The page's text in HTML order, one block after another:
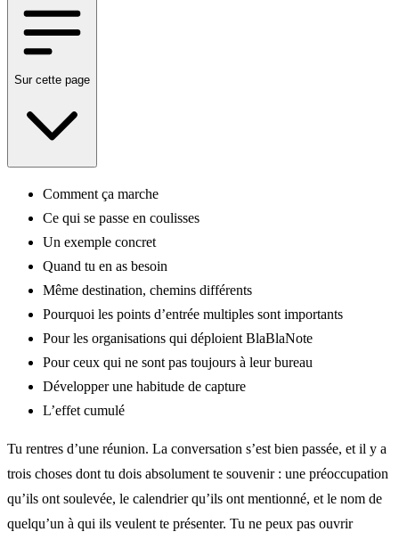
Sur cette page
Comment ça marche
Ce qui se passe en coulisses
Un exemple concret
Quand tu en as besoin
Même destination, chemins différents
Pourquoi les points d’entrée multiples sont importants
Pour les organisations qui déploient BlaBlaNote
Pour ceux qui ne sont pas toujours à leur bureau
Développer une habitude de capture
L’effet cumulé
Tu rentres d’une réunion. La conversation s’est bien passée, et il y a
trois choses dont tu dois absolument te souvenir : une préoccupation
qu’ils ont soulevée, le calendrier qu’ils ont mentionné, et le nom de
quelqu’un à qui ils veulent te présenter. Tu ne peux pas ouvrir